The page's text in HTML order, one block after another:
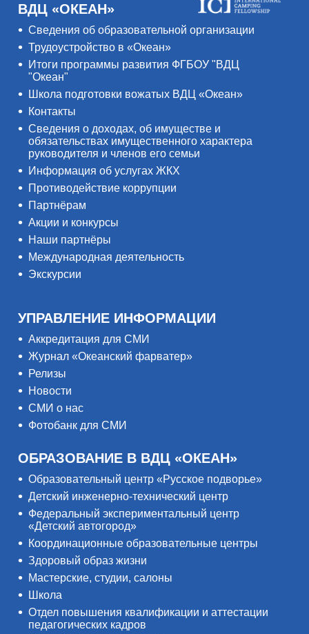
ВДЦ «ОКЕАН»
Сведения об образовательной организации
Трудоустройство в «Океан»
Итоги программы развития ФГБОУ "ВДЦ
"Океан"
Школа подготовки вожатых ВДЦ «Океан»
Контакты
Сведения о доходах, об имуществе и
обязательствах имущественного характера
руководителя и членов его семьи
Информация об услугах ЖКХ
Противодействие коррупции
Партнёрам
Акции и конкурсы
Наши партнёры
Международная деятельность
Экскурсии
УПРАВЛЕНИЕ ИНФОРМАЦИИ
Аккредитация для СМИ
Журнал «Океанский фарватер»
Релизы
Новости
СМИ о нас
Фотобанк для СМИ
ОБРАЗОВАНИЕ В ВДЦ «ОКЕАН»
Образовательный центр «Русское подворье»
Детский инженерно-технический центр
Федеральный экспериментальный центр
«Детский автогород»
Координационные образовательные центры
Здоровый образ жизни
Мастерские, студии, салоны
Школа
Отдел повышения квалификации и аттестации
педагогических кадров